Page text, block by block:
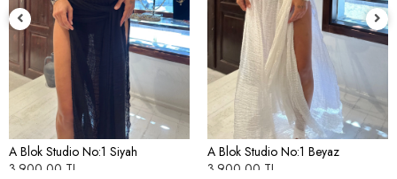
A Blok Studio No:1 Siyah
3.900,00 TL
A Blok Studio No:1 Beyaz
3.900,00 TL